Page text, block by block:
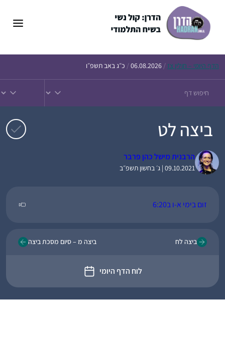
הדף היומי – חולין צז /
06.08.2026
/ כ״ג באב תשפ״ו
ביצה לט
הרבנית מישל כהן פרבר
09.10.2021 | ג׳ בחשון תשפ״ב
זום בימי א-ו ב6:20
ביצה לח
לוח הדף היומי
ביצה מ – סיום מסכת ביצה